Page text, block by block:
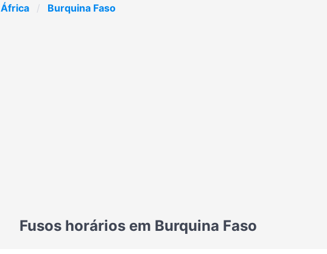
África Burquina Faso
Fusos horários em Burquina Faso